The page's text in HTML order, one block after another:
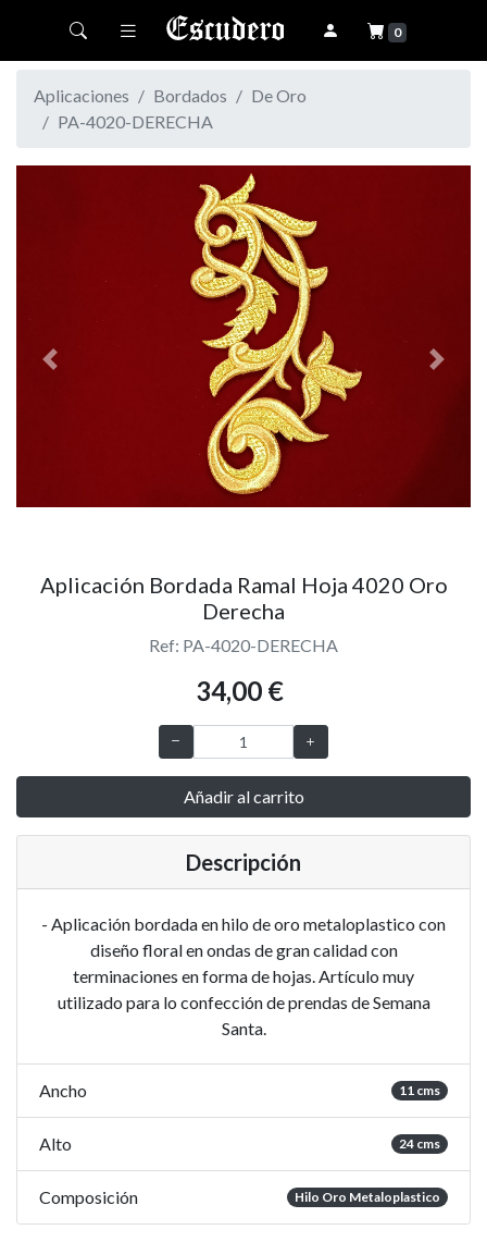
Toggle navigation 0
Aplicaciones Bordados
De Oro
PA-4020-DERECHA
Previous Next
Aplicación Bordada Ramal Hoja 4020 Oro
Derecha
Ref: PA-4020-DERECHA
34,00 €
Añadir al carrito
Descripción
- Aplicación bordada en hilo de oro metaloplastico con
diseño floral en ondas de gran calidad con
terminaciones en forma de hojas. Artículo muy
utilizado para lo confección de prendas de Semana
Santa.
Ancho 11 cms
Alto 24 cms
Composición Hilo Oro Metaloplastico